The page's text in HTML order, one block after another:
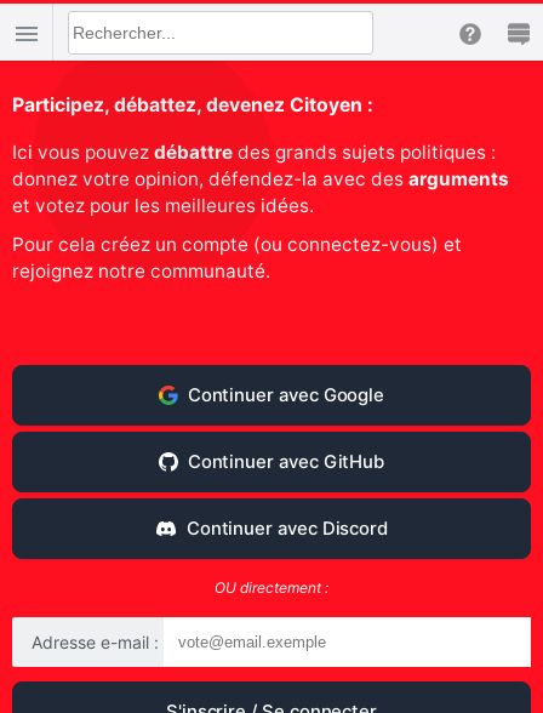
Participez, débattez, devenez Citoyen :
Ici vous pouvez débattre des grands sujets politiques :
donnez votre opinion, défendez-la avec des arguments
et votez pour les meilleures idées.
Pour cela créez un compte (ou connectez-vous) et
rejoignez notre communauté.
Continuer avec Google
Continuer avec GitHub
Continuer avec Discord
OU directement :
Adresse e-mail :